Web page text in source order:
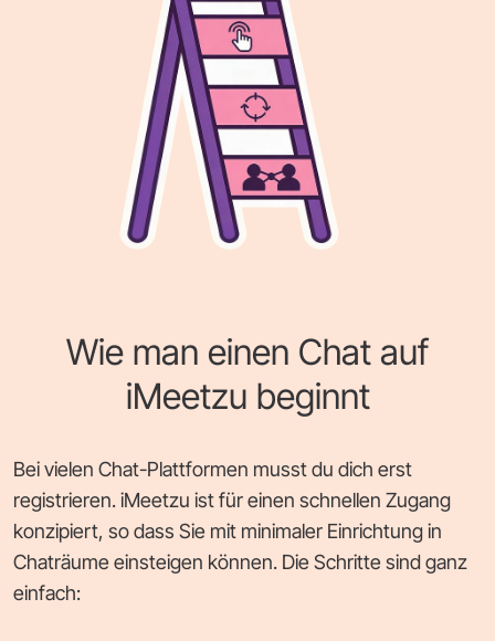
Wie man einen Chat auf
iMeetzu beginnt
Bei vielen Chat-Plattformen musst du dich erst
registrieren. iMeetzu ist für einen schnellen Zugang
konzipiert, so dass Sie mit minimaler Einrichtung in
Chaträume einsteigen können. Die Schritte sind ganz
einfach: